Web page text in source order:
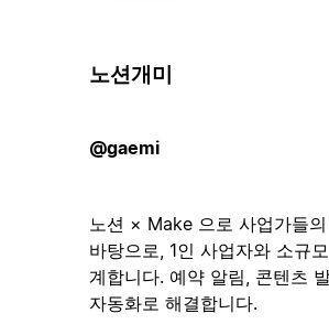
노션개미
@gaemi
노션 × Make 으로 사업가들
바탕으로, 1인 사업자와 소규
계합니다. 예약 알림, 콘텐츠
자동화로 해결합니다.